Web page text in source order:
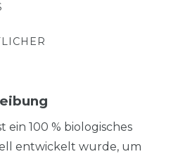
ein 100 % biologisches
entwickelt wurde, um